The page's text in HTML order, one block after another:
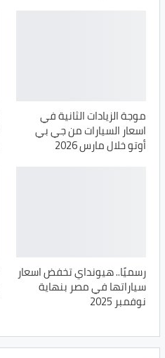
موجة الزيادات الثانية في
اسعار السيارات من جي بي
أوتو خلال مارس 2026
رسميًا.. هيونداي تخفض اسعار
سياراتها في مصر بنهاية
نوفمبر 2025